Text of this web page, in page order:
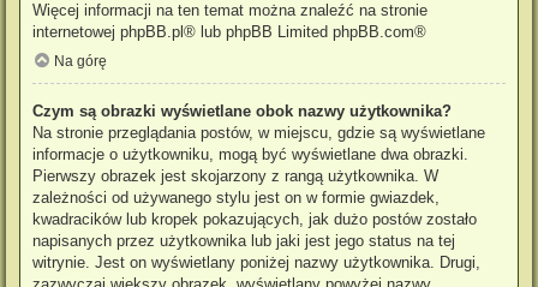
Więcej informacji na ten temat można znaleźć na stronie
internetowej phpBB.pl ® lub phpBB Limited phpBB.com®
Na górę
Czym są obrazki wyświetlane obok nazwy użytkownika?
Na stronie przeglądania postów, w miejscu, gdzie są wyświetlane
informacje o użytkowniku, mogą być wyświetlane dwa obrazki.
Pierwszy obrazek jest skojarzony z rangą użytkownika. W
zależności od używanego stylu jest on w formie gwiazdek,
kwadracików lub kropek pokazujących, jak dużo postów zostało
napisanych przez użytkownika lub jaki jest jego status na tej
witrynie. Jest on wyświetlany poniżej nazwy użytkownika. Drugi,